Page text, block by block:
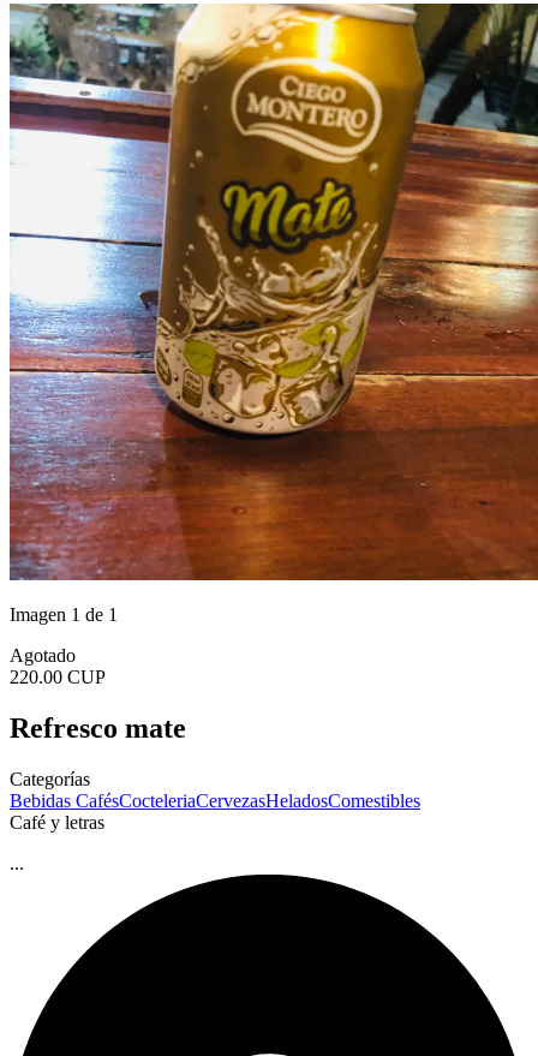
Imagen 1 de 1
Agotado
220.00 CUP
Refresco mate
Categorías
Bebidas CafésCocteleriaCervezasHeladosComestibles
Café y letras
...